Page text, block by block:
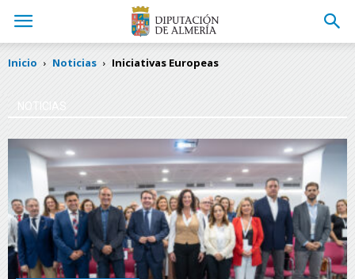
Inicio Noticias Iniciativas Europeas
NOTICIAS